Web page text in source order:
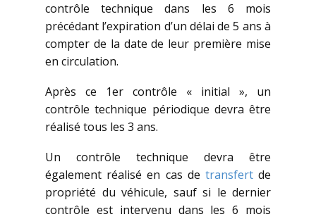
contrôle technique dans les 6 mois
précédant l’expiration d’un délai de 5 ans à
compter de la date de leur première mise
en circulation.
Après ce 1er contrôle « initial », un
contrôle technique périodique devra être
réalisé tous les 3 ans.
Un contrôle technique devra être
également réalisé en cas de transfertde
propriété du véhicule, sauf si le dernier
contrôle est intervenu dans les 6 mois